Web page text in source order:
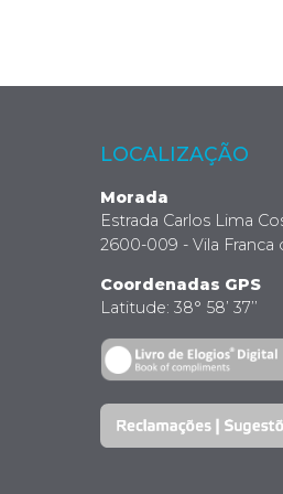
LOCALIZAÇÃO
Morada
Estrada Carlos Lima
2600-009 - Vila Franca
Coordenadas GPS
Latitude: 38° 58’ 37’’